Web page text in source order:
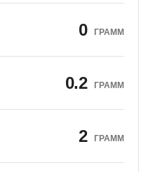
0 ГРАММ
0.2 ГРАММ
2 ГРАММ